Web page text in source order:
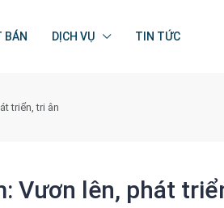
BÁN DỊCH VỤ TIN TỨC
triển, tri ân
Vươn lên, phát